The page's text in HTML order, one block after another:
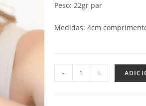
Peso: 22gr par
Medidas: 4cm
- +